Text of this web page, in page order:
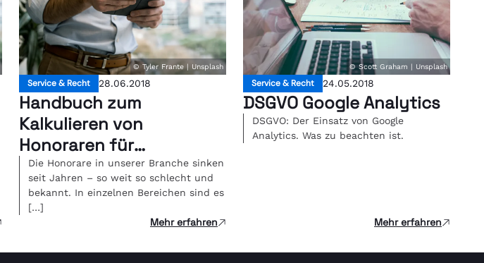
© Tyler Frante | Unsplash
Service & Recht 28.06.2018
Handbuch zum
Kalkulieren von
Honoraren für
DesignerInnen
Die Honorare in unserer Branche sinken
seit Jahren – so weit so schlecht und
bekannt. In einzelnen Bereichen sind es
[…]
Mehr erfahren
© Scott Graham | Unsplash
Service & Recht 24.05.2018
DSGVO Google Analytics
DSGVO: Der Einsatz von Google
Analytics. Was zu beachten ist.
Mehr erfahren